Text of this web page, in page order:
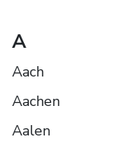
A
Aach
Aachen
Aalen